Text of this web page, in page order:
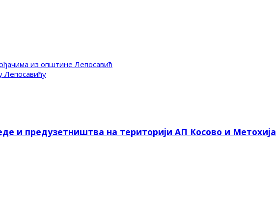
из општине Лепосавић
Лепосавићу
и предузетништва на територији АП Косово и Метохија